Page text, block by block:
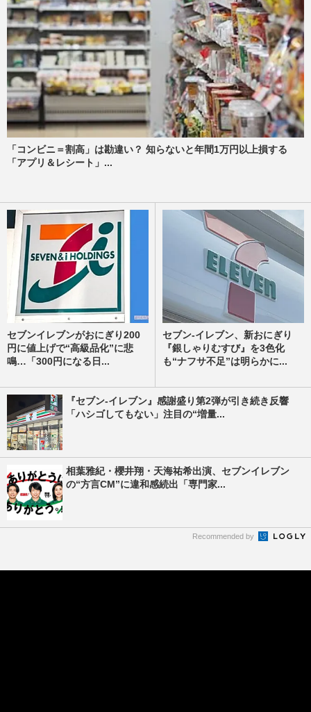
「コンビニ＝割高」は勘違い？ 知らないと年間1万円以上損する
「アプリ＆レシート」...
セブンイレブンがおにぎり200
円に値上げで“高級品化”に悲
鳴…「300円になる日...
セブン-イレブン、新おにぎり
『銀しゃりむすび』を3色化
も“ナフサ不足”は明らかに...
『セブン‐イレブン』感謝盛り第2弾が引き続き反響
「ハシゴしてもない」注目の“増量...
相葉雅紀・櫻井翔・天海祐希出演、セブンイレブン
の“方言CM”に違和感続出「専門家...
Recommended by